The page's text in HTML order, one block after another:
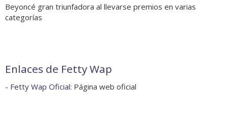
Beyoncé gran triunfadora al llevarse premios en varias
categorías
Enlaces de Fetty Wap
- Fetty Wap Oficial: Página web oficial